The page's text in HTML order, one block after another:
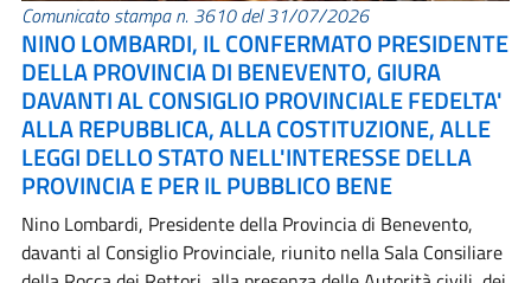
Comunicato stampa n. 3610 del 31/07/2026
NINO LOMBARDI, IL CONFERMATO PRESIDENTE
DELLA PROVINCIA DI BENEVENTO, GIURA
DAVANTI AL CONSIGLIO PROVINCIALE FEDELTA'
ALLA REPUBBLICA, ALLA COSTITUZIONE, ALLE
LEGGI DELLO STATO NELL'INTERESSE DELLA
PROVINCIA E PER IL PUBBLICO BENE
Nino Lombardi, Presidente della Provincia di Benevento,
davanti al Consiglio Provinciale, riunito nella Sala Consiliare